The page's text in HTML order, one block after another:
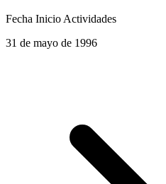
Fecha Inicio Actividades
31 de mayo de 1996